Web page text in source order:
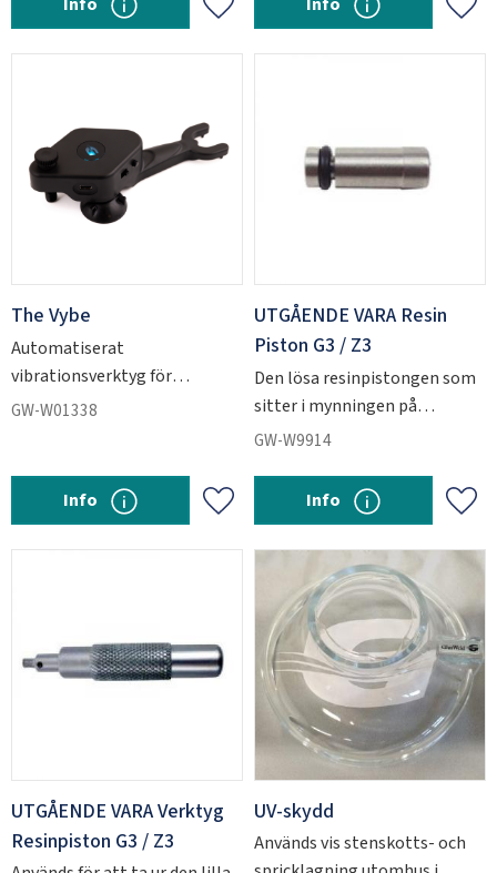
Lägg till i favoriter
The Vybe
Automatiserat
vibrationsverktyg för
professionell
GW-W01338
Lägg till i favoriter
Info
UTGÅENDE VARA Resin
Piston G3 / Z3
Den lösa resinpistongen som
sitter i mynningen på
injektorerna G3 och Z3.
GW-W9914
Info
UTGÅENDE VARA Verktyg
Resinpiston G3 / Z3
UV-skydd
Används vis stenskotts- och